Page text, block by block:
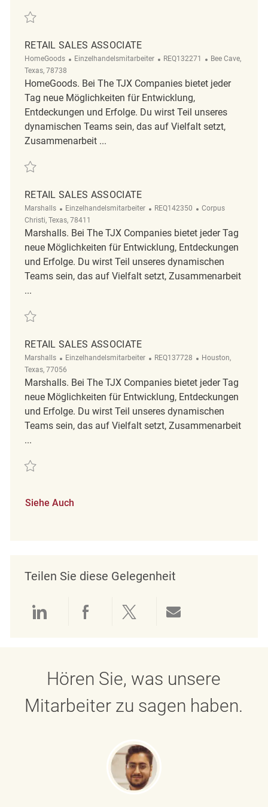
Retten Retail Sales Associate REQ135733
RETAIL SALES ASSOCIATE
HomeGoods Kategorie
Einzelhandelsmitarbeiter ReqId
REQ132271 Ort
Bee Cave,
Texas, 78738
HomeGoods. Bei The TJX Companies bietet jeder
Tag neue Möglichkeiten für Entwicklung,
Entdeckungen und Erfolge. Du wirst Teil unseres
dynamischen Teams sein, das auf Vielfalt setzt,
Zusammenarbeit ...
Retten Retail Sales Associate REQ132271
RETAIL SALES ASSOCIATE
Marshalls Kategorie
Einzelhandelsmitarbeiter ReqId
REQ142350 Ort
Corpus
Christi, Texas, 78411
Marshalls. Bei The TJX Companies bietet jeder Tag
neue Möglichkeiten für Entwicklung, Entdeckungen
und Erfolge. Du wirst Teil unseres dynamischen
Teams sein, das auf Vielfalt setzt, Zusammenarbeit
...
Retten Retail Sales Associate REQ142350
RETAIL SALES ASSOCIATE
Marshalls Kategorie
Einzelhandelsmitarbeiter ReqId
REQ137728 Ort
Houston,
Texas, 77056
Marshalls. Bei The TJX Companies bietet jeder Tag
neue Möglichkeiten für Entwicklung, Entdeckungen
und Erfolge. Du wirst Teil unseres dynamischen
Teams sein, das auf Vielfalt setzt, Zusammenarbeit
...
Retten Retail Sales Associate REQ137728
Siehe Auch
Teilen Sie diese Gelegenheit
Über LinkedIn teilen
Über Facebook teilen
Über Twitter teilen
Hören Sie, was unsere
Mitarbeiter zu sagen haben.